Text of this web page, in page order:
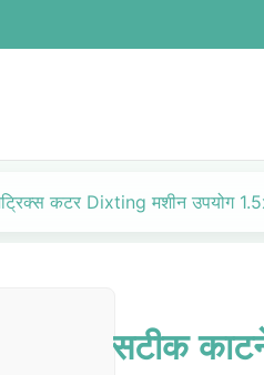
कटर Dixting मशीन उपयोग
सटीक